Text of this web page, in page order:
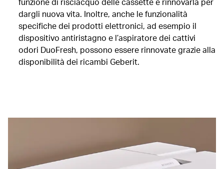
dargli nuova vita. Inoltre, anche le funzionalità
specifiche dei prodotti elettronici, ad esempio il
dispositivo antiristagno e l’aspiratore dei cattivi
odori DuoFresh, possono essere rinnovate grazie alla
disponibilità dei ricambi Geberit.